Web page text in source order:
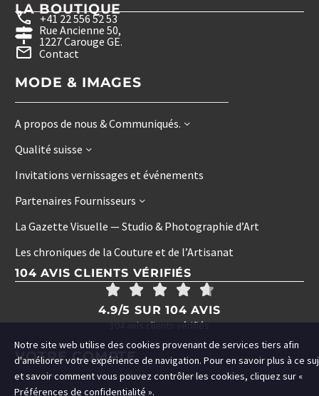
LA BOUTIQUE
+41 22 556 52 53
Rue Ancienne 50,
1227 Carouge GE.
Contact
MODE & IMAGES
A propos de nous & Communiqués.
Qualité suisse
Invitations vernissages et événements
Partenaires Fournisseurs
La Gazette Visuelle — Studio & Photographie d’Art
Les chroniques de la Couture et de l’Artisanat
104 AVIS CLIENTS VÉRIFIÉS
4.9/5 SUR 104 AVIS
104 avis clients vérifiés
VOTRE COMPTE
Notre site web utilise des cookies provenant de services tiers afin
d'améliorer votre expérience de navigation. Pour en savoir plus à ce
et savoir comment vous pouvez contrôler les cookies, cliquez sur «
Préférences de confidentialité ».